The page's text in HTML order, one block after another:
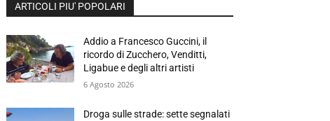
ARTICOLI PIU' POPOLARI
Addio a Francesco Guccini, il
ricordo di Zucchero, Venditti,
Ligabue e degli altri artisti
6 Agosto 2026
Droga sulle strade: sette segnalati